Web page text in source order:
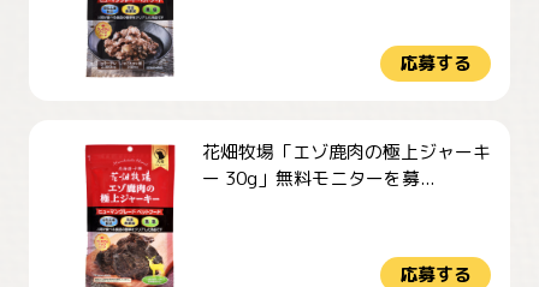
応募する
花畑牧場「エゾ鹿肉の極上ジャーキ
ー 30g」無料モニターを募...
応募する